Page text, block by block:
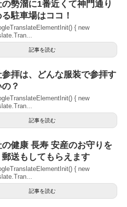
勢溜に1番近くて神門通り
駐車場はココ！
{ new
記事を読む
拝は、どんな服装で参拝す
？
{ new
記事を読む
健康 長寿 安産のお守りを
郵送もしてもらえます
{ new
記事を読む